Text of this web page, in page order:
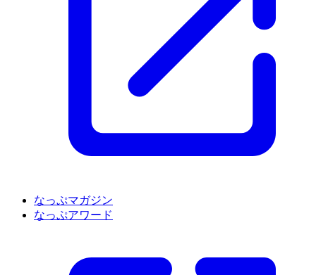
なっぷマガジン
なっぷアワード